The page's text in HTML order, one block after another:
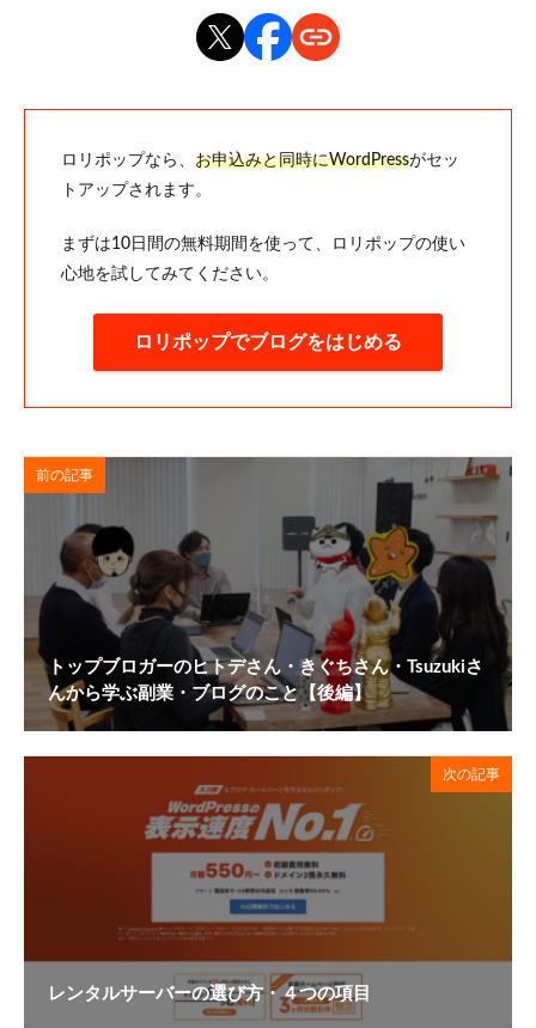
ロリポップなら、 お申込みと同時にWordPressがセッ
トアップされます。
まずは10日間の無料期間を使って、ロリポップの使い
心地を試してみてください。
ロリポップでブログをはじめる
前の記事
トップブロガーのヒトデさん・きぐちさん・Tsuzukiさ
んから学ぶ副業・ブログのこと【後編】
次の記事
レンタルサーバーの選び方・４つの項目